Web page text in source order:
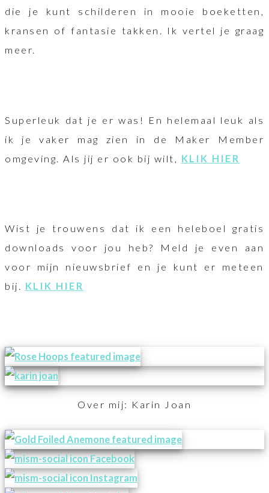
die je kunt schilderen in mooie boeketten,
kransen of fantasie takken. Ik vertel je graag
meer.
Superleuk dat je er was! En helemaal leuk als
ik je vaker mag zien in de Maker Member
omgeving. Als jij er ook bij wilt, KLIK HIER
Wist je trouwens dat ik een heleboel gratis
downloads voor jou heb? Meld je even aan
voor mijn nieuwsbrief en je kunt er meteen
bij. KLIK HIER
Over mij: Karin Joan